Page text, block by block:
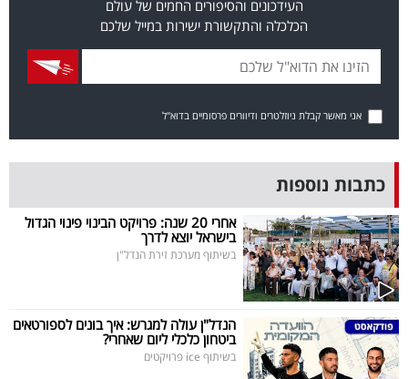
שיתופי
פעולה
דרושים
ניוזלטרים
מייל
אדום
העידכונים והסיפורים החמים של עולם
הכלכלה והתקשורת ישירות במייל שלכם
אני מאשר קבלת ניוזלטרים ודיוורים פרסומיים בדוא"ל
כתבות נוספות
אחרי 20 שנה: פרויקט הבינוי פינוי הגדול
בישראל יוצא לדרך
בשיתוף מערכת זירת הנדל"ן
הנדל"ן עולה למגרש: איך בונים לספורטאים
ביטחון כלכלי ליום שאחרי?
בשיתוף ice פרויקטים